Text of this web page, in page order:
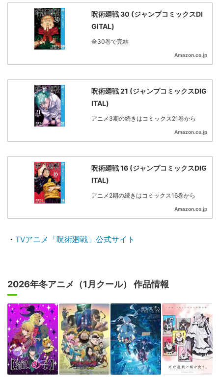
呪術廻戦 30 (ジャンプコミックスDI
GITAL)
全30巻で完結
Amazon.co.jp
呪術廻戦 21 (ジャンプコミックスDIG
ITAL)
アニメ3期の続きはコミックス21巻から
Amazon.co.jp
呪術廻戦 16 (ジャンプコミックスDIG
ITAL)
アニメ2期の続きはコミックス16巻から
Amazon.co.jp
・ TVアニメ「呪術廻戦」公式サイト
2026年冬アニメ（1月クール） 作品情報